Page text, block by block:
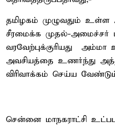
தமிழகம் முழுவதும்
சீரமைக்க முதல்-அமைச்சர்
வரவேற்புக்குரியது –
அவசியத்தை உணர்ந்து
விரிவாக்கம் செய்ய
சென்னை மாநகராட்சி உட்பட